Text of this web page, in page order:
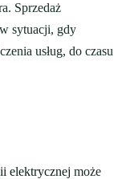
Sprzedaż
sytuacji, gdy
usług, do czasu
elektrycznej może